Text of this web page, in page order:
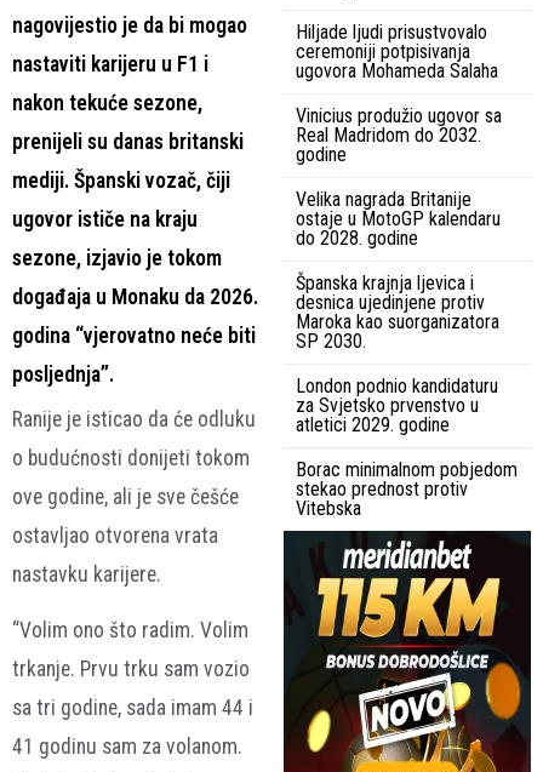
nagovijestio je da bi mogao
nastaviti karijeru u F1 i
nakon tekuće sezone,
prenijeli su danas britanski
mediji. Španski vozač, čiji
ugovor ističe na kraju
sezone, izjavio je tokom
događaja u Monaku da 2026.
godina “vjerovatno neće biti
posljednja”.
Ranije je isticao da će odluku
o budućnosti donijeti tokom
ove godine, ali je sve češće
ostavljao otvorena vrata
nastavku karijere.
“Volim ono što radim. Volim
trkanje. Prvu trku sam vozio
sa tri godine, sada imam 44 i
41 godinu sam za volanom.
Hiljade ljudi prisustvovalo
ceremoniji potpisivanja
ugovora Mohameda Salaha
Vinicius produžio ugovor sa
Real Madridom do 2032.
godine
Velika nagrada Britanije
ostaje u MotoGP kalendaru
do 2028. godine
Španska krajnja ljevica i
desnica ujedinjene protiv
Maroka kao suorganizatora
SP 2030.
London podnio kandidaturu
za Svjetsko prvenstvo u
atletici 2029. godine
Borac minimalnom pobjedom
stekao prednost protiv
Vitebska